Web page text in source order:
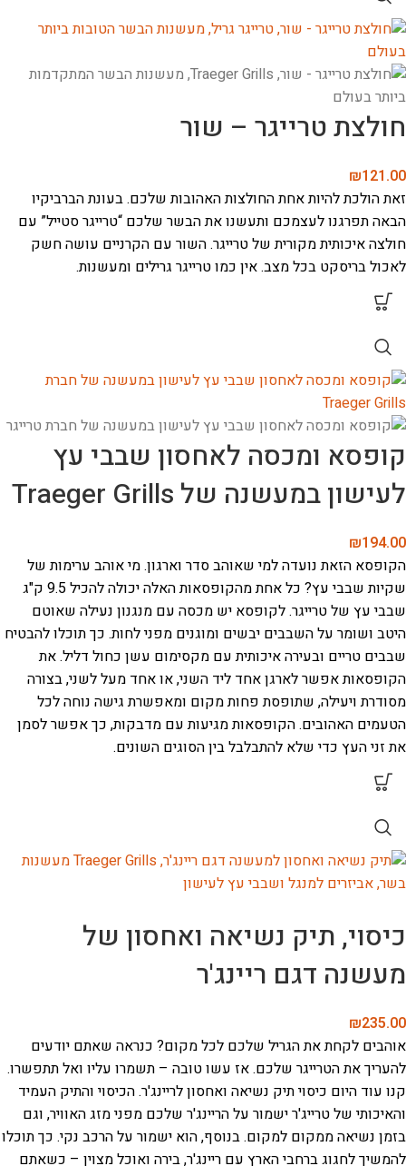
חולצת טרייגר – שור
₪121.00
זאת הולכת להיות אחת החולצות האהובות שלכם. בעונת הברביקיו
הבאה תפרגנו לעצמכם ותעשנו את הבשר שלכם “טרייגר סטייל” עם
חולצה איכותית מקורית של טרייגר. השור עם הקרניים עושה חשק
לאכול בריסקט בכל מצב. אין כמו טרייגר גרילים ומעשנות.
קופסא ומכסה לאחסון שבבי עץ
לעישון במעשנה של Traeger Grills
₪194.00
הקופסא הזאת נועדה למי שאוהב סדר וארגון. מי אוהב ערימות של
שקיות שבבי עץ? כל אחת מהקופסאות האלה יכולה להכיל 9.5 ק"ג
שבבי עץ של טרייגר. לקופסא יש מכסה עם מנגנון נעילה שאוטם
היטב ושומר על השבבים יבשים ומוגנים מפני לחות. כך תוכלו להבטיח
שבבים טריים ובעירה איכותית עם מקסימום עשן כחול דליל. את
הקופסאות אפשר לארגן אחד ליד השני, או אחד מעל לשני, בצורה
מסודרת ויעילה, שתופסת פחות מקום ומאפשרת גישה נוחה לכל
הטעמים האהובים. הקופסאות מגיעות עם מדבקות, כך אפשר לסמן
את זני העץ כדי שלא להתבלבל בין הסוגים השונים.
כיסוי, תיק נשיאה ואחסון של
מעשנה דגם ריינג'ר
₪235.00
אוהבים לקחת את הגריל שלכם לכל מקום? כנראה שאתם יודעים
להעריך את הטרייגר שלכם. אז עשו טובה – תשמרו עליו ואל תתפשרו.
קנו עוד היום כיסוי תיק נשיאה ואחסון לריינג'ר. הכיסוי והתיק העמיד
והאיכותי של טרייג'ר ישמור על הריינג'ר שלכם מפני מזג האוויר, וגם
בזמן נשיאה ממקום למקום. בנוסף, הוא ישמור על הרכב נקי. כך תוכלו
להמשיך לחגוג ברחבי הארץ עם ריינג'ר, בירה ואוכל מצוין – כשאתם